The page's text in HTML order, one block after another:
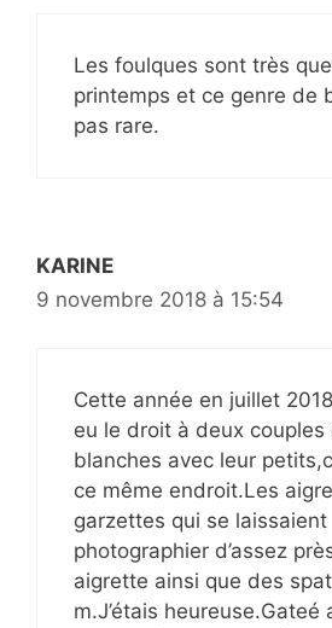
Les foulques sont très
printemps et ce genre de
pas rare.
KARINE
9 novembre 2018 à 15:54
Cette année en juillet
eu le droit à deux couples
blanches avec leur
ce même endroit.Les
garzettes qui se laissaient
photographier d’assez
aigrette ainsi que des
m.J’étais heureuse.Gateé